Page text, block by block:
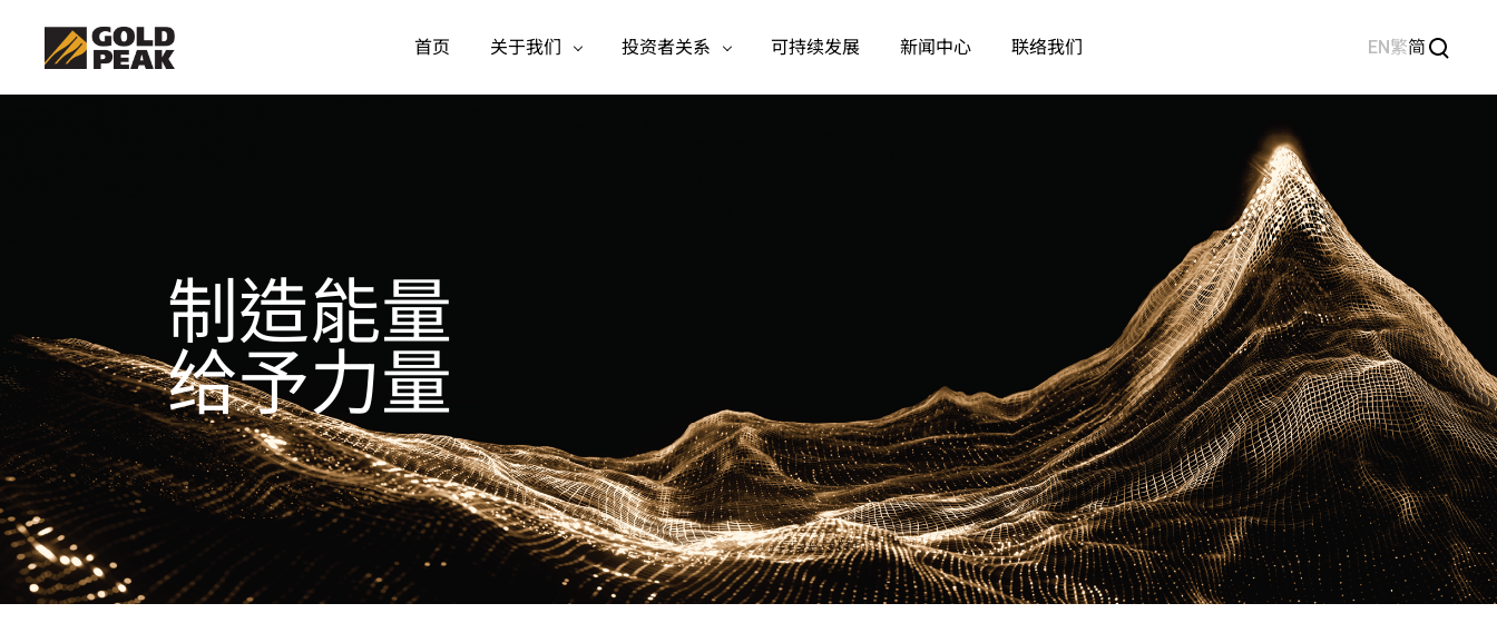
首页 关于我们 投资者关系 可持续发展 新闻中心 联络我们 EN繁简
制造能量
给予力量